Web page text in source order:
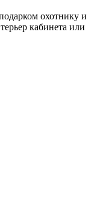
охотнику и
кабинета или